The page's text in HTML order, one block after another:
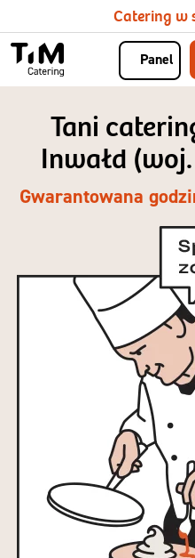
Catering w
Panel
Tani
Inwałd
Gwarantowana